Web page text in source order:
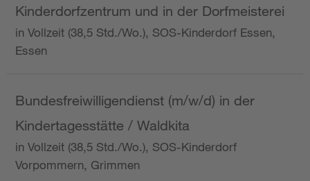
Kinderdorfzentrum und in der Dorfmeisterei
in Vollzeit (38,5 Std./Wo.), SOS-Kinderdorf Essen,
Essen
Bundesfreiwilligendienst (m/w/d) in der
Kindertagesstätte / Waldkita
in Vollzeit (38,5 Std./Wo.), SOS-Kinderdorf
Vorpommern, Grimmen